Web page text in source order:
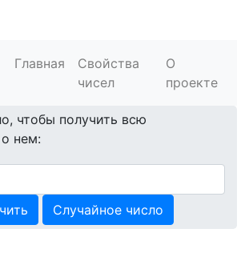
Главная
Свойства
чисел
О
проекте
чтобы получить всю
нем:
Случайное число